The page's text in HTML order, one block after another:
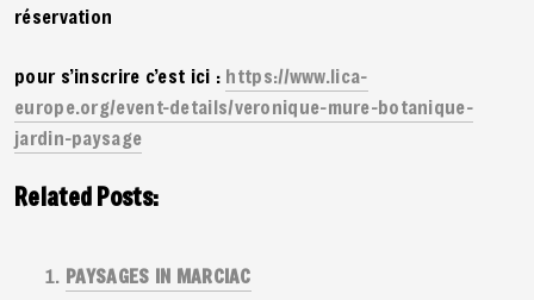
réservation
pour s’inscrire c’est ici : https://www.lica-
europe.org/event-details/veronique-mure-botanique-
jardin-paysage
Related Posts:
PAYSAGES IN MARCIAC